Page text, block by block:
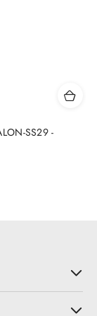
SS29 -